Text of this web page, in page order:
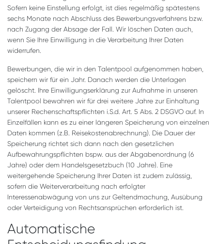
Sofern keine Einstellung erfolgt, ist dies regelmäßig spätestens
sechs Monate nach Abschluss des Bewerbungsverfahrens bzw.
nach Zugang der Absage der Fall. Wir löschen Daten auch,
wenn Sie Ihre Einwilligung in die Verarbeitung Ihrer Daten
widerrufen.
Bewerbungen, die wir in den Talentpool aufgenommen haben,
speichern wir für ein Jahr. Danach werden die Unterlagen
gelöscht. Ihre Einwilligungserklärung zur Aufnahme in unseren
Talentpool bewahren wir für drei weitere Jahre zur Einhaltung
unserer Rechenschaftspflichten i.S.d. Art. 5 Abs. 2 DSGVO auf. In
Einzelfällen kann es zu einer längeren Speicherung von einzelnen
Daten kommen (z.B. Reisekostenabrechnung). Die Dauer der
Speicherung richtet sich dann nach den gesetzlichen
Aufbewahrungspflichten bspw. aus der Abgabenordnung (6
Jahre) oder dem Handelsgesetzbuch (10 Jahre). Eine
weitergehende Speicherung Ihrer Daten ist zudem zulässig,
sofern die Weiterverarbeitung nach erfolgter
Interessenabwägung von uns zur Geltendmachung, Ausübung
oder Verteidigung von Rechtsansprüchen erforderlich ist.
Automatische